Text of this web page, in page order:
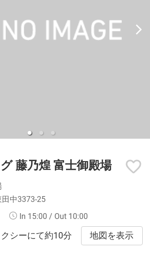
藤乃煌 富士御殿場
中3373-25
In 15:00 / Out 10:00
シーにて約10分 地図を表示